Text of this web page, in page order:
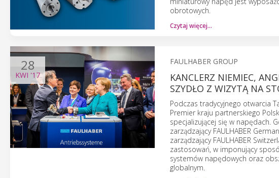
obrotowych.
Czytaj więcej…
28
KWI '17
FAULHABER GROUP
KANCLERZ NIEMIEC,
SZYDŁO Z WIZYTĄ NA
Podczas tradycyjnego otwarcia
Premier kraju partnerskiego
specjalizującej się w napędach.
zarządzający FAULHABER
zarządzający FAULHABER
zastosowań, w imponujący
systemów napędowych oraz
globalnym.